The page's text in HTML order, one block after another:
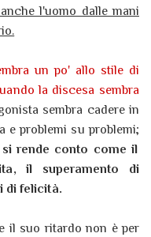
l'uomo dalle mani
un po' allo stile di
la discesa sembra
sembra cadere in
e problemi su problemi;
rende conto come il
il superamento di
di felicità.
il suo ritardo non è per